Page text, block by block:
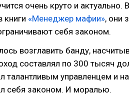
очень круто и актуально.
книги «Менеджер мафии», они
себя законом.
возглавить банду,
составлял по 300 тысяч
талантливым управленцем и
себя законом. И моралью.